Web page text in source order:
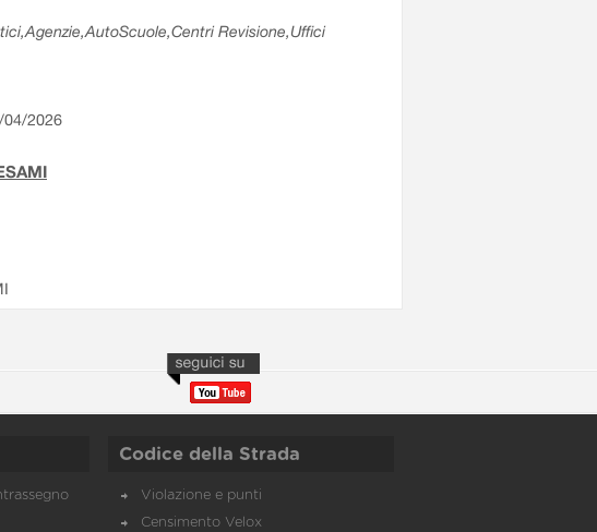
Revisione,Uffici
04/2026
Codice della Strada
Violazione e punti
Censimento Velox